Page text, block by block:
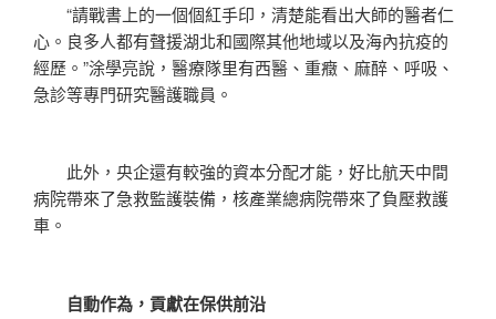
“請戰書上的一個個紅手印，清楚能看出大師的醫者仁
心。良多人都有聲援湖北和國際其他地域以及海內抗疫的
經歷。”涂學亮說，醫療隊里有西醫、重癥、麻醉、呼吸、
急診等專門研究醫護職員。
此外，央企還有較強的資本分配才能，好比航天中間
病院帶來了急救監護裝備，核產業總病院帶來了負壓救護
車。
自動作為，貢獻在保供前沿